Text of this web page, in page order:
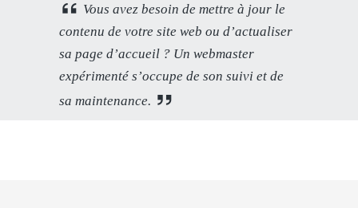
Vous avez besoin de mettre à jour le
contenu de votre site web ou d’actualiser
sa page d’accueil ? Un webmaster
expérimenté s’occupe de son suivi et de
sa maintenance.